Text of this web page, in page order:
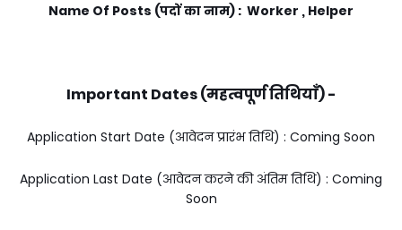
Name Of Posts (पदों का नाम) : Worker , Helper
Important Dates (महत्वपूर्ण तिथियाँ) -
Application Start Date (आवेदन प्रारंभ तिथि) : Coming Soon
Application Last Date (आवेदन करने की अंतिम तिथि) : Coming
Soon